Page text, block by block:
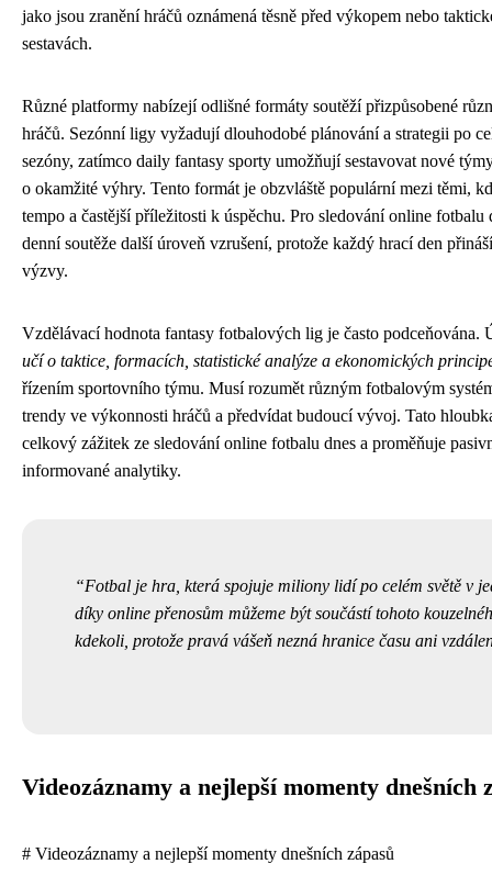
jako jsou zranění hráčů oznámená těsně před výkopem nebo
sestavách.
Různé platformy nabízejí odlišné formáty soutěží přizpůsobené
hráčů. Sezónní ligy vyžadují dlouhodobé plánování a strategii po
sezóny, zatímco daily fantasy sporty umožňují sestavovat nové
o okamžité výhry. Tento formát je obzvláště populární mezi těmi,
tempo a častější příležitosti k úspěchu. Pro sledování online fotbalu
denní soutěže další úroveň vzrušení, protože každý hrací den
výzvy.
Vzdělávací hodnota fantasy fotbalových lig je často podceňována.
učí o taktice, formacích, statistické analýze a ekonomických
řízením sportovního týmu. Musí rozumět různým fotbalovým
trendy ve výkonnosti hráčů a předvídat budoucí vývoj. Tato
celkový zážitek ze sledování online fotbalu dnes a proměňuje
informované analytiky.
Fotbal je hra, která spojuje miliony lidí po celém světě v
díky online přenosům můžeme být součástí tohoto
kdekoli, protože pravá vášeň nezná hranice času ani
Videozáznamy a nejlepší momenty dnešních
# Videozáznamy a nejlepší momenty dnešních zápasů